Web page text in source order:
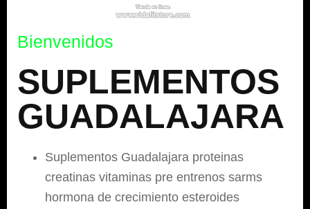
Bienvenidos
SUPLEMENTOS
GUADALAJARA
Suplementos Guadalajara proteinas
creatinas vitaminas pre entrenos sarms
hormona de crecimiento esteroides